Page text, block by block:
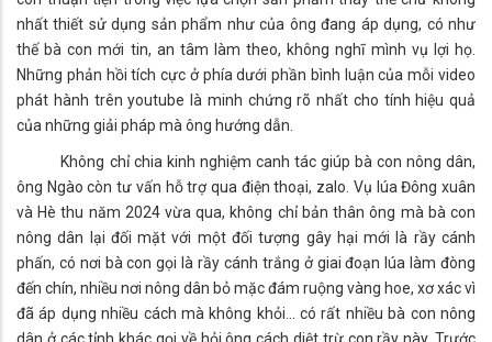
nhất thiết sử dụng sản phẩm như của ông đang áp dụng, có như
thế bà con mới tin, an tâm làm theo, không nghĩ mình vụ lợi họ.
Những phản hồi tích cực ở phía dưới phần bình luận của mỗi video
phát hành trên youtube là minh chứng rõ nhất cho tính hiệu quả
của những giải pháp mà ông hướng dẫn.
Không chỉ chia kinh nghiệm canh tác giúp bà con nông dân,
ông Ngào còn tư vấn hỗ trợ qua điện thoại, zalo. Vụ lúa Đông xuân
và Hè thu năm 2024 vừa qua, không chỉ bản thân ông mà bà con
nông dân lại đối mặt với một đối tượng gây hại mới là rầy cánh
phấn, có nơi bà con gọi là rầy cánh trắng ở giai đoạn lúa làm đòng
đến chín, nhiều nơi nông dân bỏ mặc đám ruộng vàng hoe, xơ xác vì
đã áp dụng nhiều cách mà không khỏi… có rất nhiều bà con nông